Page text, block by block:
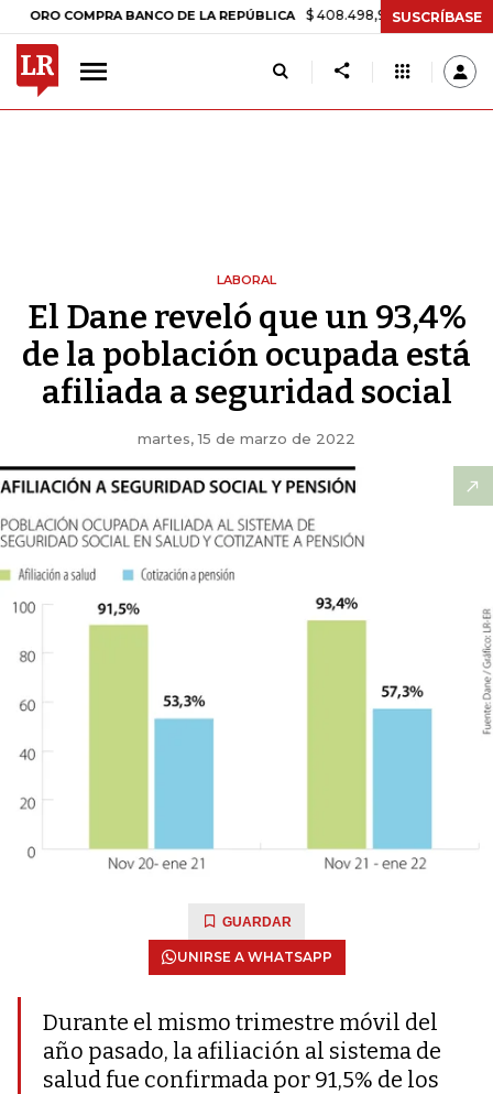
COMPRA BANCO DE LA REPÚBLICA $ 408.498,97 +$ 8.753,81 +2,19%
SUSCRÍBASE
LABORAL
El Dane reveló que un 93,4%
de la población ocupada está
afiliada a seguridad social
martes, 15 de marzo de 2022
GUARDAR
UNIRSE A WHATSAPP
Durante el mismo trimestre móvil del
año pasado, la afiliación al sistema de
salud fue confirmada por 91,5% de los